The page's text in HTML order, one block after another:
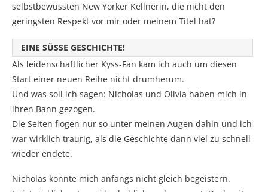
selbstbewussten New Yorker Kellnerin, die nicht den
geringsten Respekt vor mir oder meinem Titel hat?
EINE SÜSSE GESCHICHTE!
Als leidenschaftlicher Kyss-Fan kam ich auch um diesen
Start einer neuen Reihe nicht drumherum.
Und was soll ich sagen: Nicholas und Olivia haben mich in
ihren Bann gezogen.
Die Seiten flogen nur so unter meinen Augen dahin und ich
war wirklich traurig, als die Geschichte dann viel zu schnell
wieder endete.
Nicholas konnte mich anfangs nicht gleich begeistern.